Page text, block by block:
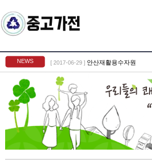
NEWS [ 2017-06-29 ] 안산재활용수자원
Sketchbook5, 스케치북5
Sketchbook5, 스케